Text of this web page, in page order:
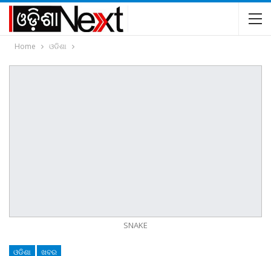
Home ଓଡିଶା
SNAKE
ଓଡିଶା ଖବର